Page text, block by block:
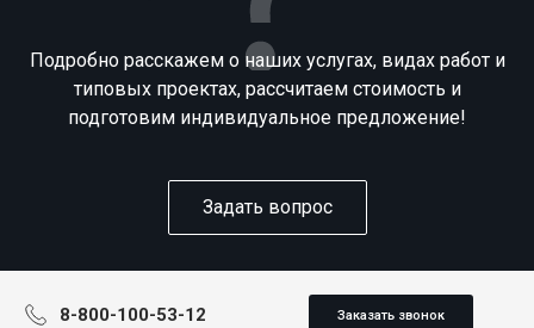
Подробно расскажем о наших услугах, видах работ и
типовых проектах, рассчитаем стоимость и
подготовим индивидуальное предложение!
Задать вопрос
8-800-100-53-12 Заказать звонок